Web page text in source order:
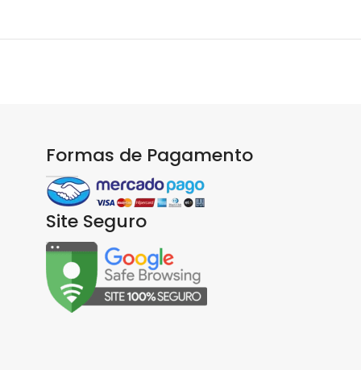
Formas de Pagamento
Site Seguro